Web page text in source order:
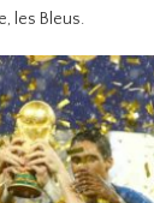
les Bleus.